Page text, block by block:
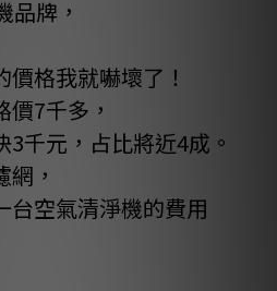
品牌，
格我就嚇壞了！
7千多，
千元，占比將近4成。
，
台空氣清淨機的費用